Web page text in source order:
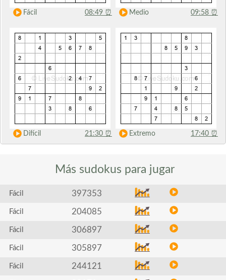
Fácil 08:49 ⏰ Medio 09:58 ⏰
Difícil 21:30 ⏰ Extremo 17:40 ⏰
Más sudokus para jugar
Fácil 397353
Fácil 204085
Fácil 306897
Fácil 305897
Fácil 244121